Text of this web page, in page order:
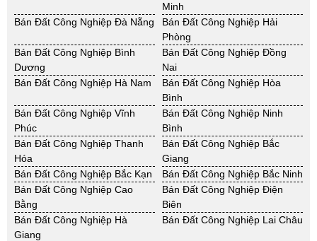
Cho Thuê Nhà Xưởng Sơn La
Cho Thuê Nhà Xưởng Thái
Bình
Cho Thuê Nhà Xưởng Thái
Nguyên
Cho Thuê Nhà Xưởng Tuyên
Quang
Cho Thuê Nhà Xưởng Yên Bái
Cho Thuê Nhà Xưởng Thừa T.
Huế
Cho Thuê Nhà Xưởng Khánh
Hoà
Cho Thuê Nhà Xưởng Lâm
Đồng
Cho Thuê Nhà Xưởng Bình
Định
Cho Thuê Nhà Xưởng Bình
Thuận
Cho Thuê Nhà Xưởng Đăk
Nông
Cho Thuê Nhà Xưởng ĐắkLắk
Cho Thuê Nhà Xưởng Gia Lai
Cho Thuê Nhà Xưởng Hà Tĩnh
Cho Thuê Nhà Xưởng Kon
Tum
Cho Thuê Nhà Xưởng Nghệ An
Minh
Bán Đất Công Nghiệp Đà Nẵng
Bán Đất Công Nghiệp Hải
Phòng
Bán Đất Công Nghiệp Bình
Dương
Bán Đất Công Nghiệp Đồng
Nai
Bán Đất Công Nghiệp Hà Nam
Bán Đất Công Nghiệp Hòa
Bình
Bán Đất Công Nghiệp Vĩnh
Phúc
Bán Đất Công Nghiệp Ninh
Bình
Bán Đất Công Nghiệp Thanh
Hóa
Bán Đất Công Nghiệp Bắc
Giang
Bán Đất Công Nghiệp Bắc Kạn
Bán Đất Công Nghiệp Bắc Ninh
Bán Đất Công Nghiệp Cao
Bằng
Bán Đất Công Nghiệp Điện
Biên
Bán Đất Công Nghiệp Hà
Giang
Bán Đất Công Nghiệp Lai Châu